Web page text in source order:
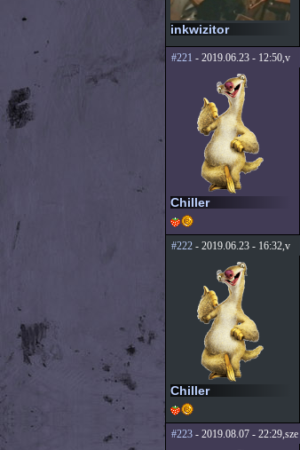
inkwizitor
#221 - 2019.06.23 - 12:50,v
Chiller
#222- 2019.06.23 - 16:32,v
Chiller
#223- 2019.08.07 - 22:29,sze